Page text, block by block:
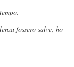
fossero salve, ho